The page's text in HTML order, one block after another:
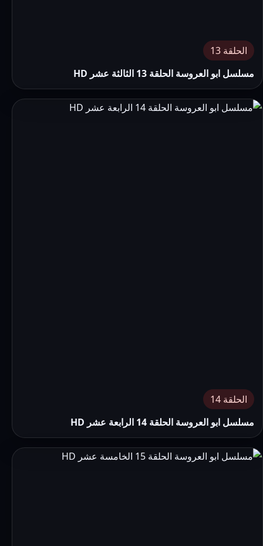
الحلقة 13
مسلسل ابو العروسة الحلقة 13 الثالثة عشر HD
الحلقة 14
مسلسل ابو العروسة الحلقة 14 الرابعة عشر HD